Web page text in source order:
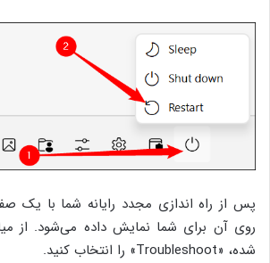
پس از راه اندازی مجدد رایانه شما با یک
روی آن برای شما نمایش داده می‌شود. از
شده، «Troubleshoot» را انتخاب کنید.